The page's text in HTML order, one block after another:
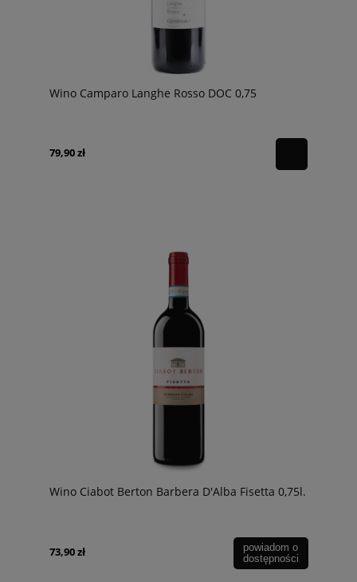
Wino Camparo Langhe Rosso DOC 0,75
79,90 zł
Wino Ciabot Berton Barbera D'Alba Fisetta 0,75l.
73,90 zł
powiadom o
dostępności